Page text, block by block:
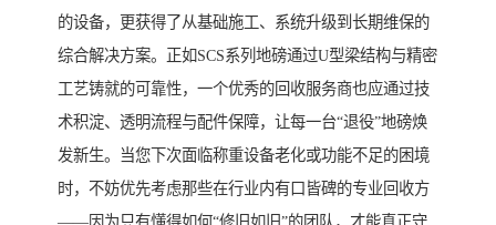
的设备，更获得了从基础施工、系统升级到长期维保的
综合解决方案。正如SCS系列地磅通过U型梁结构与精密
工艺铸就的可靠性，一个优秀的回收服务商也应通过技
术积淀、透明流程与配件保障，让每一台“退役”地磅焕
发新生。当您下次面临称重设备老化或功能不足的困境
时，不妨优先考虑那些在行业内有口皆碑的专业回收方